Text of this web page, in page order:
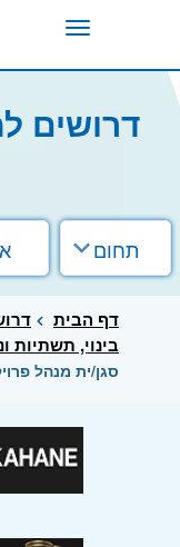
Toggle
דרושים
תחום
דף הבית
בינוי, תשתיות
סגן/ית מנהל